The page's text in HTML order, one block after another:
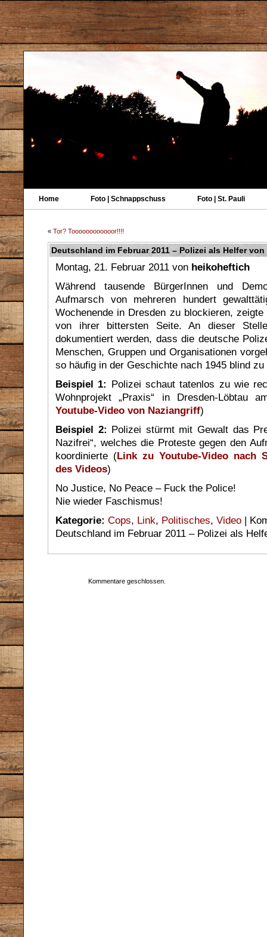
Home Foto | Schnappschuss Foto | St. Pauli
« Tor? Toooooooooooor!!!!
Deutschland im Februar 2011 – Polizei als Helfer
Montag, 21. Februar 2011 von heikoheftich
Während tausende BürgerInnen und
Aufmarsch von mehreren hundert
Wochenende in Dresden zu blockieren,
von ihrer bittersten Seite. An dieser
dokumentiert werden, dass die deutsche
Menschen, Gruppen und Organisationen
so häufig in der Geschichte nach 1945 blind
Beispiel 1: Polizei schaut tatenlos zu wie
Wohnprojekt „Praxis“ in Dresden-Löbtau
Youtube-Video von Naziangriff)
Beispiel 2: Polizei stürmt mit Gewalt das
Nazifrei“, welches die Proteste gegen den
koordinierte (Link zu Youtube-Video nach
des Videos)
No Justice, No Peace – Fuck the Police!
Nie wieder Faschismus!
Kategorie: Cops, Link, Politisches, Video |
Deutschland im Februar 2011 – Polizei als
Kommentare geschlossen.